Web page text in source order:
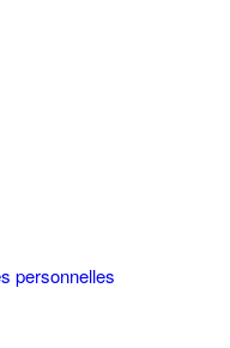
personnelles